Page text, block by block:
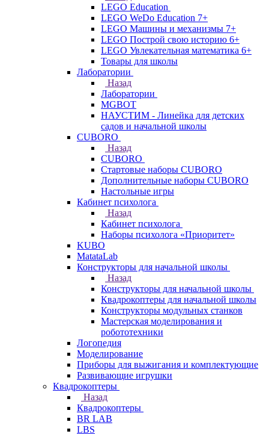
LEGO Education
LEGO WeDo Education 7+
LEGO Машины и механизмы 7+
LEGO Построй свою историю 6+
LEGO Увлекательная математика 6+
Товары для школы
Лаборатории
Назад
Лаборатории
MGBOT
НАУСТИМ - Линейка для детских
садов и начальной школы
CUBORO
Назад
CUBORO
Стартовые наборы CUBORO
Дополнительные наборы CUBORO
Настольные игры
Кабинет психолога
Назад
Кабинет психолога
Наборы психолога «Приоритет»
KUBO
MatataLab
Конструкторы для начальной школы
Назад
Конструкторы для начальной школы
Квадрокоптеры для начальной школы
Конструкторы модульных станков
Мастерская моделирования и
робототехники
Логопедия
Моделирование
Приборы для выжигания и комплектующие
Развивающие игрушки
Квадрокоптеры
Назад
Квадрокоптеры
BR LAB
LBS